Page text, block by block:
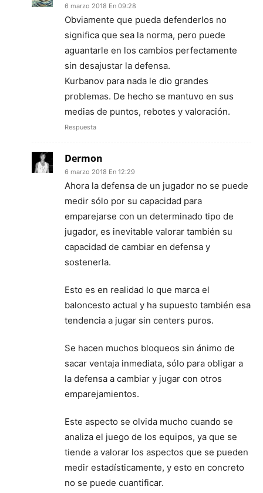
6 marzo 2018 En 09:28
Obviamente que pueda defenderlos no
significa que sea la norma, pero puede
aguantarle en los cambios perfectamente
sin desajustar la defensa.
Kurbanov para nada le dio grandes
problemas. De hecho se mantuvo en sus
medias de puntos, rebotes y valoración.
Respuesta
Dermon
6 marzo 2018 En 12:29
Ahora la defensa de un jugador no se puede
medir sólo por su capacidad para
emparejarse con un determinado tipo de
jugador, es inevitable valorar también su
capacidad de cambiar en defensa y
sostenerla.
Esto es en realidad lo que marca el
baloncesto actual y ha supuesto también esa
tendencia a jugar sin centers puros.
Se hacen muchos bloqueos sin ánimo de
sacar ventaja inmediata, sólo para obligar a
la defensa a cambiar y jugar con otros
emparejamientos.
Este aspecto se olvida mucho cuando se
analiza el juego de los equipos, ya que se
tiende a valorar los aspectos que se pueden
medir estadísticamente, y esto en concreto
no se puede cuantificar.